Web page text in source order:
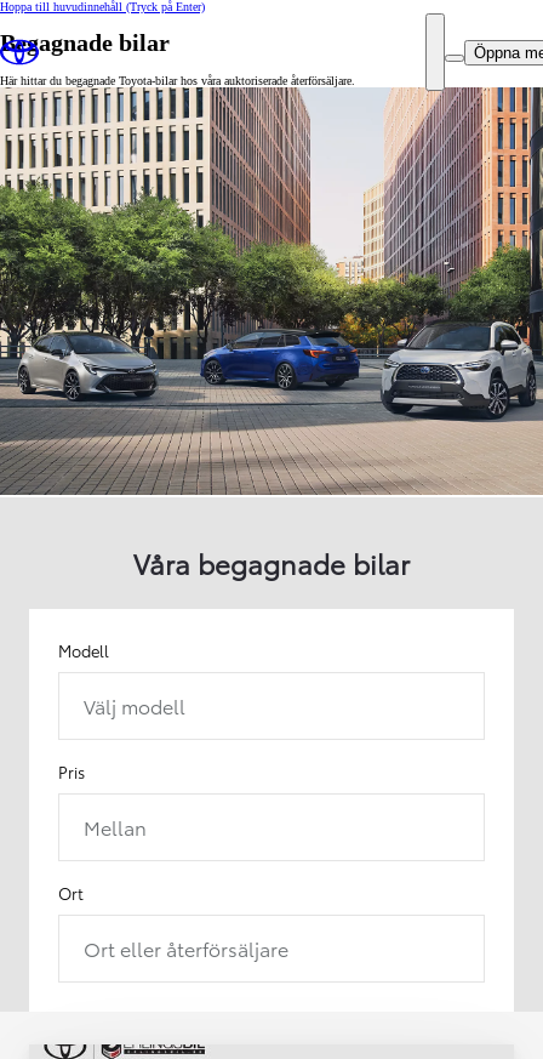
Hoppa till huvudinnehåll (Tryck på Enter)
Öppna
Begagnade bilar
Här hittar du begagnade Toyota-bilar hos våra auktoriserade återförsäljare.
Våra begagnade bilar
Modell
Välj modell
Pris
Mellan
Ort
Ort eller återförsäljare